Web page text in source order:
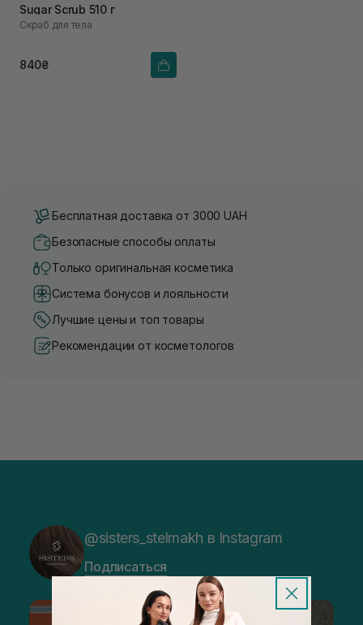
Sugar Scrub 510 г
Скраб для тела
840₴
Бесплатная доставка от 3000 UAH
Безопасные способы оплаты
Только оригинальная косметика
Система бонусов и лояльности
Лучшие цены и топ товары
Рекомендации от косметологов
@sisters_stelmakh в Instagram
Подписаться